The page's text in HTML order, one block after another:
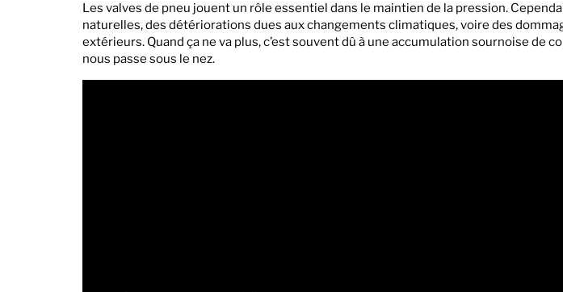
Les valves de pneu jouent un rôle essentiel dans le maintien de la pression.
naturelles, des détériorations dues aux changements climatiques, voire des
extérieurs. Quand ça ne va plus, c’est souvent dû à une accumulation sournoise de
nous passe sous le nez.